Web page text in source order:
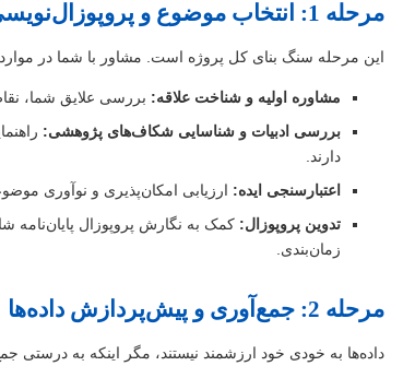
مرحله 1: انتخاب موضوع و پروپوزال‌نویسی
این مرحله سنگ بنای کل پروژه است. مشاور با شما در
مشاوره اولیه و شناخت علاقه: بررسی علایق شما،
بررسی ادبیات و شناسایی شکاف‌های پژوهشی:
دارند.
اعتبارسنجی ایده: ارزیابی امکان‌پذیری و نوآوری
تدوین پروپوزال: کمک به نگارش پروپوزال پایان‌نامه
زمان‌بندی.
مرحله 2: جمع‌آوری و پیش‌پردازش داده‌ها
داده‌ها به خودی خود ارزشمند نیستند، مگر اینکه به